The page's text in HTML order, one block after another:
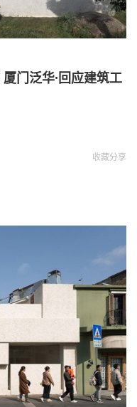
门泛华·回应建筑工
收藏分享